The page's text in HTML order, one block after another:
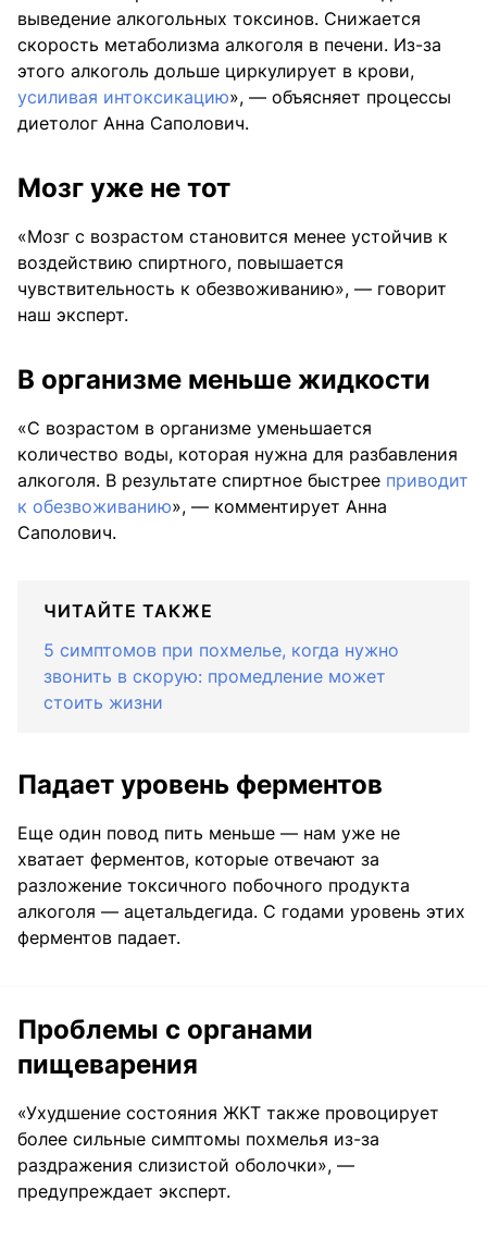
выведение алкогольных токсинов. Снижается
скорость метаболизма алкоголя в печени. Из-за
этого алкоголь дольше циркулирует в крови,
усиливая интоксикацию», — объясняет процессы
диетолог Анна Саполович.
Мозг уже не тот
«Мозг с возрастом становится менее устойчив к
воздействию спиртного, повышается
чувствительность к обезвоживанию», — говорит
наш эксперт.
В организме меньше жидкости
«С возрастом в организме уменьшается
количество воды, которая нужна для разбавления
алкоголя. В результате спиртное быстрее приводит
к обезвоживанию», — комментирует Анна
Саполович.
ЧИТАЙТЕ ТАКЖЕ
5 симптомов при похмелье, когда нужно
звонить в скорую: промедление может
стоить жизни
Падает уровень ферментов
Еще один повод пить меньше — нам уже не
хватает ферментов, которые отвечают за
разложение токсичного побочного продукта
алкоголя — ацетальдегида. С годами уровень этих
ферментов падает.
Проблемы с органами
пищеварения
«Ухудшение состояния ЖКТ также провоцирует
более сильные симптомы похмелья из-за
раздражения слизистой оболочки», —
предупреждает эксперт.